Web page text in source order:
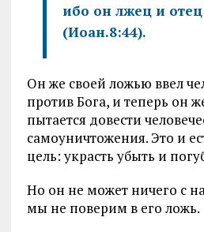
ибо он лжец и
(Иоан.8:44).
Он же своей ложью ввел
против Бога, и теперь он
пытается довести
самоуничтожения. Это и
цель: украсть убыть и
Но он не может ничего с
мы не поверим в его ложь.